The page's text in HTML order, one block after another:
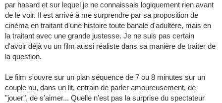
par hasard et sur lequel je ne connaissais logiquement rien avant
de le voir. Il est arrivé à me surprendre par sa proposition de
cinéma en traitant d'une histoire toute banale d'adultère, mais en
la traitant avec une grande justesse. Je ne suis pas certain
d'avoir déjà vu un film aussi réaliste dans sa manière de traiter de
la question.
Le film s'ouvre sur un plan séquence de 7 ou 8 minutes sur un
couple nu, dans un lit, entrain de parler amoureusement, de
"jouer", de s'aimer... Quelle n'est pas la surprise du spectateur